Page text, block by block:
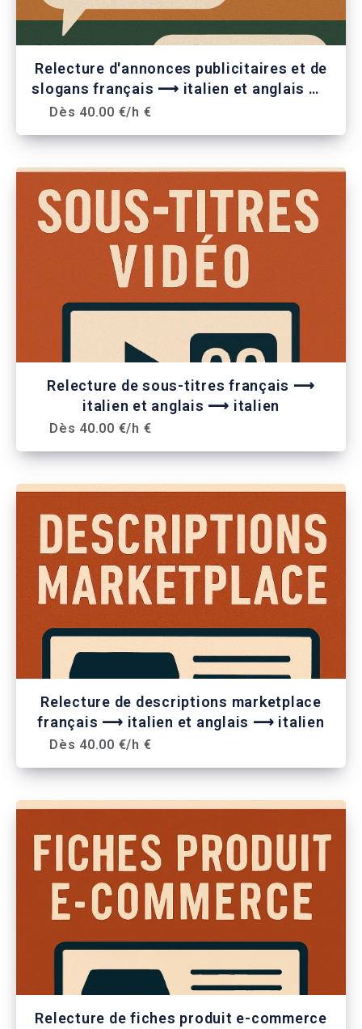
Relecture d'annonces publicitaires et de
slogans français ⟶ italien et anglais ⟶
Dès 40.00 €/h €
Relecture de sous-titres français ⟶
italien et anglais ⟶ italien
Dès 40.00 €/h €
Relecture de descriptions marketplace
français ⟶ italien et anglais ⟶ italien
Dès 40.00 €/h €
Relecture de fiches produit e-commerce